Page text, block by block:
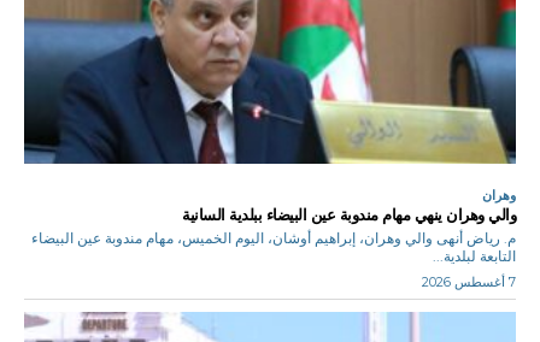
وهران
والي وهران ينهي مهام مندوبة عين البيضاء ببلدية السانية
م. رياض أنهى والي وهران، إبراهيم أوشان، اليوم الخميس، مهام مندوبة عين البيضاء
التابعة لبلدية...
7 أغسطس 2026